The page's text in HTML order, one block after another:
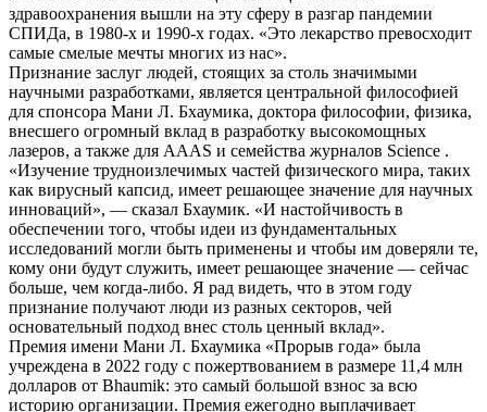
здравоохранения вышли на эту сферу в разгар пандемии
СПИДа, в 1980-х и 1990-х годах. «Это лекарство превосходит
самые смелые мечты многих из нас».
Признание заслуг людей, стоящих за столь значимыми
научными разработками, является центральной философией
для спонсора Мани Л. Бхаумика, доктора философии, физика,
внесшего огромный вклад в разработку высокомощных
лазеров, а также для AAAS и семейства журналов Science .
«Изучение трудноизлечимых частей физического мира, таких
как вирусный капсид, имеет решающее значение для научных
инноваций», — сказал Бхаумик. «И настойчивость в
обеспечении того, чтобы идеи из фундаментальных
исследований могли быть применены и чтобы им доверяли те,
кому они будут служить, имеет решающее значение — сейчас
больше, чем когда-либо. Я рад видеть, что в этом году
признание получают люди из разных секторов, чей
основательный подход внес столь ценный вклад».
Премия имени Мани Л. Бхаумика «Прорыв года» была
учреждена в 2022 году с пожертвованием в размере 11,4 млн
долларов от Bhaumik: это самый большой взнос за всю
историю организации. Премия ежегодно выплачивает